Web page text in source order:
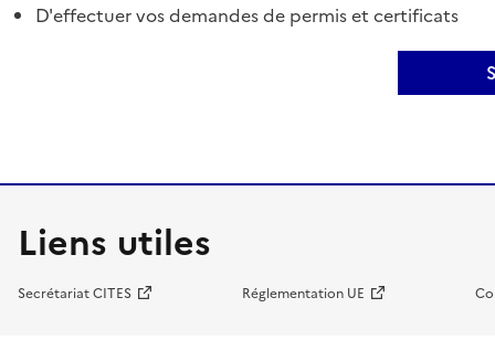
D'effectuer vos demandes de permis et certificats
Liens utiles
Secrétariat CITES Réglementation UE